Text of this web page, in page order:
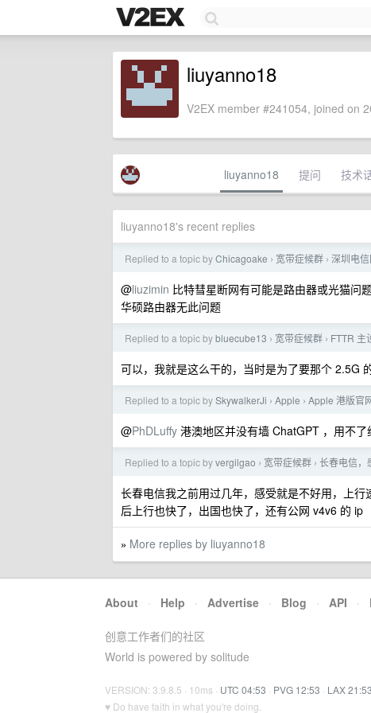
liuyanno18
V2EX member #241054, joined on
liuyanno18 提问 技术
liuyanno18's recent replies
Replied to a topic byChicagoake › 宽带症候群 › 深圳电
@liuzimin 比特彗星断网有可能是路由器或光猫问
华硕路由器无此问题
Replied to a topic bybluecube13 › 宽带症候群 › FTTR 主
可以，我就是这么干的，当时是为了要那个 2.5G
Replied to a topic bySkywalkerJi › Apple › Apple 港版官
@PhDLuffy 港澳地区并没有墙 ChatGPT ，用不
Replied to a topic byvergilgao › 宽带症候群 › 长春电信，
长春电信我之前用过几年，感受就是不好用，上
后上行也快了，出国也快了，还有公网 v4v6 的 ip
» More replies by liuyanno18
About · Help · Advertise · Blog · API ·
创意工作者们的社区
World is powered by solitude
VERSION: 3.9.8.5 · 10ms · UTC 04:53 · PVG 12:53 · LAX 21:53
♥ Do have faith in what you're doing.